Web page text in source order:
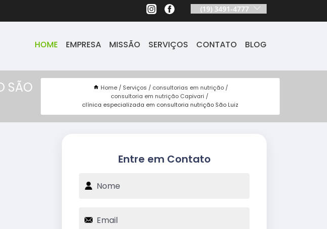
(19) 3491-4777
HOME EMPRESA MISSÃO SERVIÇOS CONTATO BLOG
SÃO
Home Serviços
consultorias em nutrição
consultoria em nutrição Capivari
clínica especializada em consultoria nutrição São Luiz
Entre em Contato